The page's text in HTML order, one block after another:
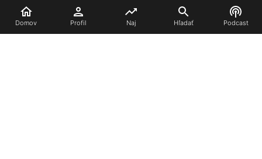
Domov Profil Naj Hľadať Podcast